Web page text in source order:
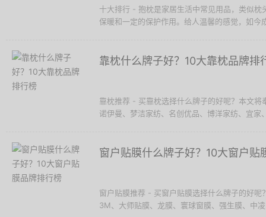
十大排行 - 抱枕是家居生活中常见用品，类似
保暖和一定的保护作用。给人温馨的感觉，如
靠枕什么牌子好？10大靠枕品牌排
靠枕推荐 - 买靠枕选择什么牌子的好呢？本文
诺伊曼、梦洁家纺、名创优品、博洋家纺、宜
窗户贴膜什么牌子好？10大窗户贴
窗户贴膜推荐 - 买窗户贴膜选择什么牌子的好
3M、大师贴膜、龙膜、寰球窗膜、强生膜、中